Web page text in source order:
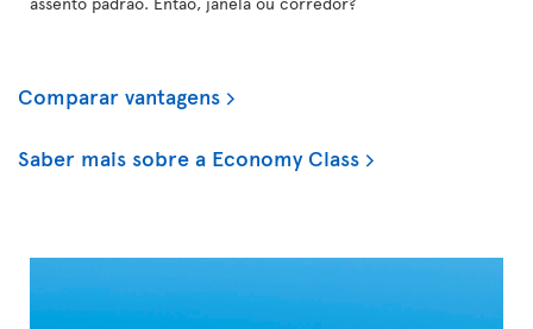
Comparar vantagens
Saber mais sobre a Economy Class